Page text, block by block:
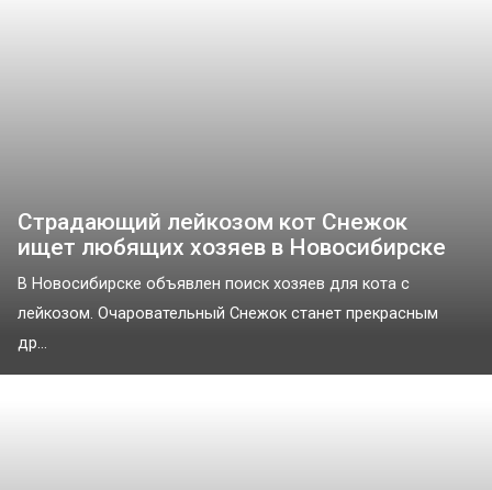
Страдающий лейкозом кот Снежок
ищет любящих хозяев в Новосибирске
В Новосибирске объявлен поиск хозяев для кота с
лейкозом. Очаровательный Снежок станет прекрасным
др...